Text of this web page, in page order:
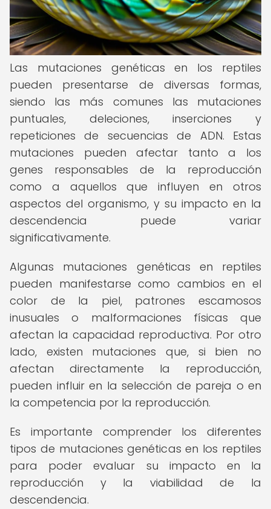
Las mutaciones genéticas en los reptiles
pueden presentarse de diversas formas,
siendo las más comunes las mutaciones
puntuales, deleciones, inserciones y
repeticiones de secuencias de ADN. Estas
mutaciones pueden afectar tanto a los
genes responsables de la reproducción
como a aquellos que influyen en otros
aspectos del organismo, y su impacto en la
descendencia puede variar
significativamente.
Algunas mutaciones genéticas en reptiles
pueden manifestarse como cambios en el
color de la piel, patrones escamosos
inusuales o malformaciones físicas que
afectan la capacidad reproductiva. Por otro
lado, existen mutaciones que, si bien no
afectan directamente la reproducción,
pueden influir en la selección de pareja o en
la competencia por la reproducción.
Es importante comprender los diferentes
tipos de mutaciones genéticas en los reptiles
para poder evaluar su impacto en la
reproducción y la viabilidad de la
descendencia.